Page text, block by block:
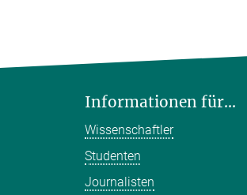
Informationen für...
Wissenschaftler
Studenten
Journalisten